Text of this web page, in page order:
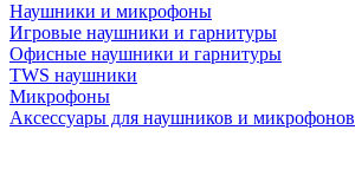
Наушники и микрофоны
Игровые наушники и гарнитуры
Офисные наушники и гарнитуры
TWS наушники
Микрофоны
Аксессуары для наушников и микрофонов